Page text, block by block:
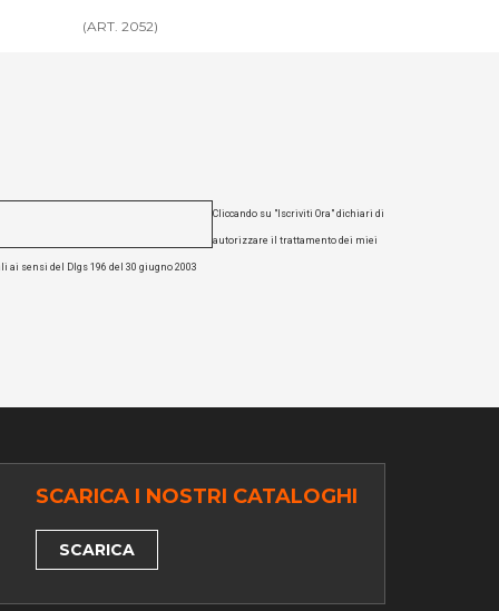
(ART. 2222)
Cliccando su "Iscriviti Ora" dichiari di
autorizzare il trattamento dei miei
ai sensi del Dlgs 196 del 30 giugno 2003
SCARICA I NOSTRI CATALOGHI
SCARICA